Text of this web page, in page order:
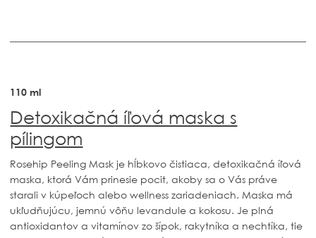
110 ml
Detoxikačná íľová maska s
pílingom
Rosehip Peeling Maskje hĺbkovo čistiaca, detoxikačná íľová
maska, ktorá Vám prinesie pocit, akoby sa o Vás práve
starali v kúpeľoch alebo wellness zariadeniach. Maska má
ukľudňujúcu, jemnú vôňu levandule a kokosu. Je plná
antioxidantov a vitamínov zo šípok, rakytníka a nechtíka, tie